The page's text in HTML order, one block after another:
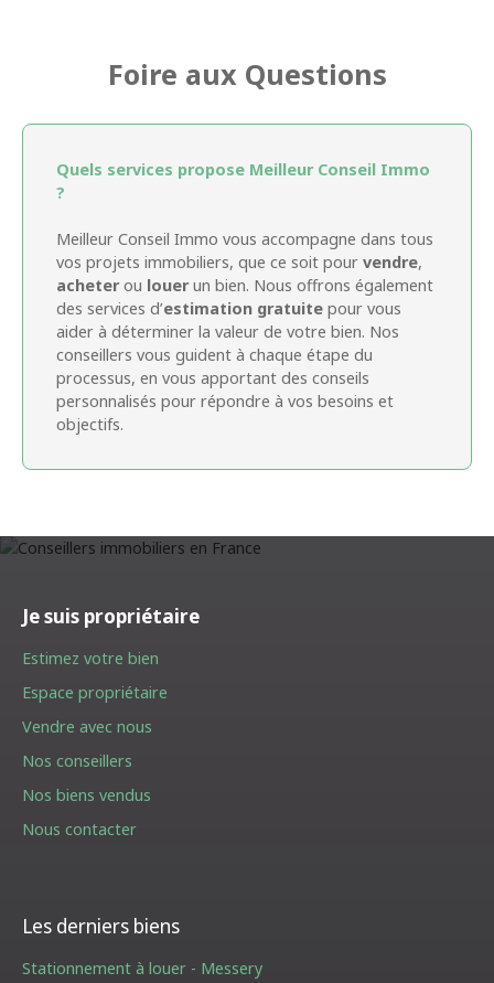
Foire aux Questions
Quels services propose Meilleur Conseil Immo
?
Meilleur Conseil Immo vous accompagne dans tous
vos projets immobiliers, que ce soit pour vendre,
acheterou louerun bien. Nous offrons également
des services d’estimation gratuite pour vous
aider à déterminer la valeur de votre bien. Nos
conseillers vous guident à chaque étape du
processus, en vous apportant des conseils
personnalisés pour répondre à vos besoins et
objectifs.
Je suis propriétaire
Estimez votre bien
Espace propriétaire
Vendre avec nous
Nos conseillers
Nos biens vendus
Nous contacter
Les derniers biens
Stationnement à louer - Messery